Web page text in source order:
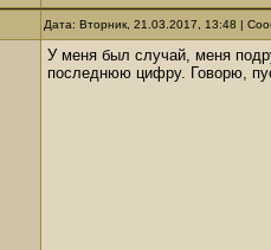
Дата: Вторник, 21.03.2017, 13:48 |
У меня был случай, меня
последнюю цифру. Говорю,